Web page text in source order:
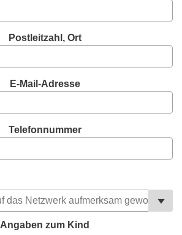
Postleitzahl, Ort
E-Mail-Adresse
Telefonnummer
Angaben zum Kind